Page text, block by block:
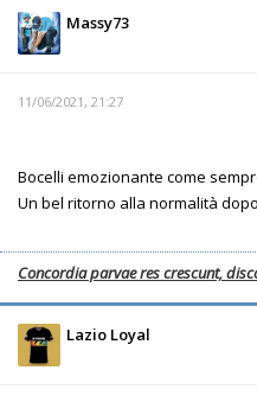
Massy73
11/06/2021, 21:27
Bocelli emozionante come
Un bel ritorno alla normalità
Concordia parvae res crescunt,
Lazio Loyal